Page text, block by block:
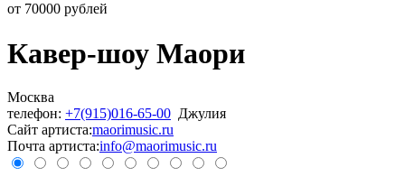
от 70000 рублей
Кавер-шоу Маори
Москва
телефон: +7(915)016-65-00 Джулия
Cайт артиста:maorimusic.ru
Почта артиста:info@maorimusic.ru